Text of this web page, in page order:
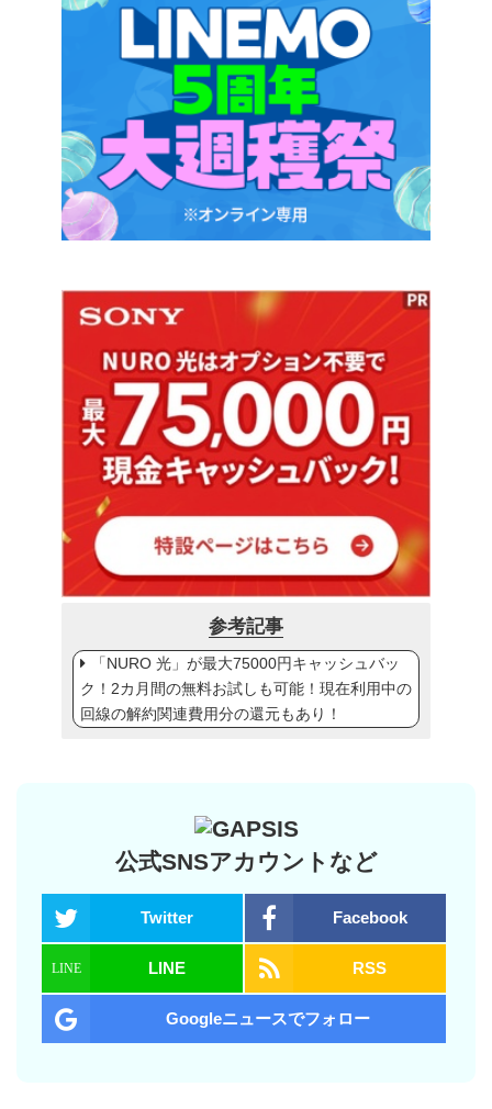
参考記事
「NURO 光」が最大75000円キャッシュバッ
ク！2カ月間の無料お試しも可能！現在利用中の
回線の解約関連費用分の還元もあり！
公式SNSアカウントなど
Twitter Facebook
LINE RSS
Googleニュースでフォロー